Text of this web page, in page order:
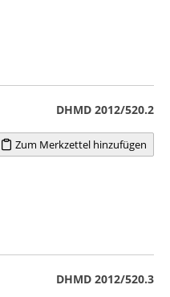
DHMD 2012/520.2
Zum Merkzettel hinzufügen
DHMD 2012/520.3